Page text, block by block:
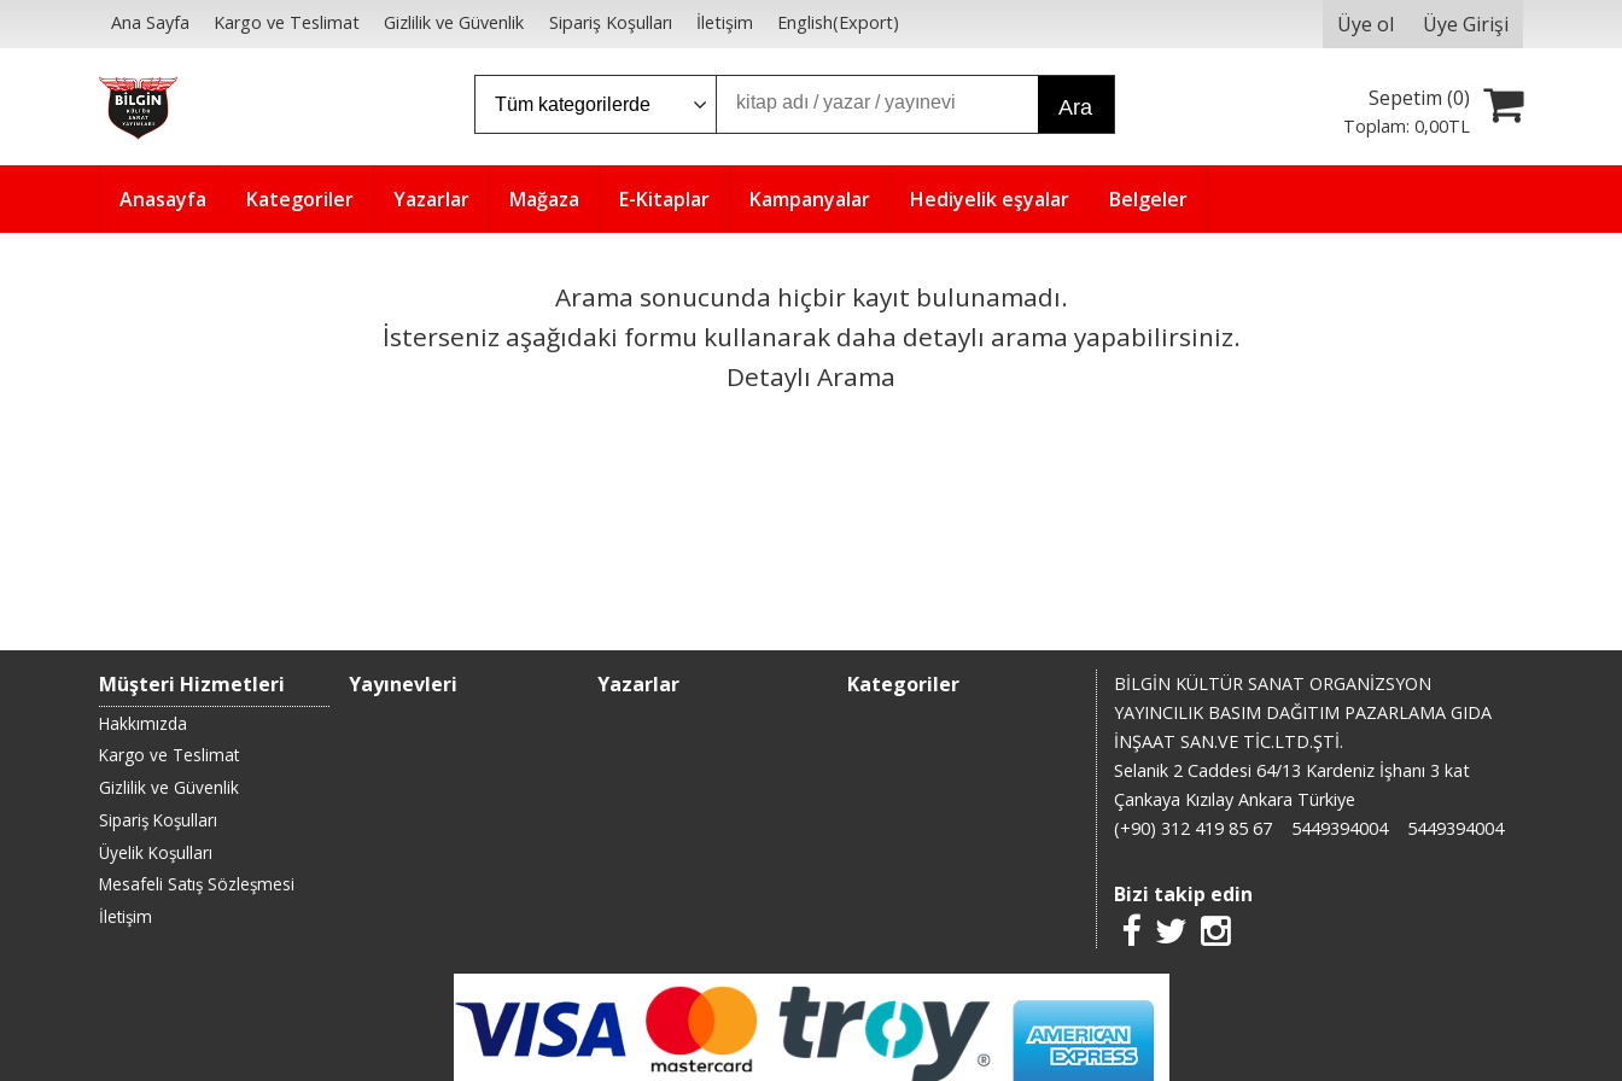
Ana Sayfa Kargo ve Teslimat Gizlilik ve Güvenlik Sipariş Koşulları İletişim English(Export) Üye ol Üye Girişi
Ara Sepetim (0)
Toplam:0,00TL
Anasayfa Kategoriler Yazarlar Mağaza E-Kitaplar Kampanyalar Hediyelik eşyalar Belgeler
Arama sonucunda hiçbir kayıt bulunamadı.
İsterseniz aşağıdaki formu kullanarak daha detaylı arama yapabilirsiniz.
Detaylı Arama
Müşteri Hizmetleri
Hakkımızda
Kargo ve Teslimat
Gizlilik ve Güvenlik
Sipariş Koşulları
Üyelik Koşulları
Mesafeli Satış Sözleşmesi
İletişim
Yayınevleri Yazarlar Kategoriler
BİLGİN KÜLTÜR SANAT ORGANİZSYON
YAYINCILIK BASIM DAĞITIM PAZARLAMA GIDA
İNŞAAT SAN.VE TİC.LTD.ŞTİ.
Selanik 2 Caddesi 64/13 Kardeniz İşhanı 3 kat
Çankaya Kızılay Ankara Türkiye
(+90) 312 419 85 67
5449394004 5449394004
Bizi takip edin